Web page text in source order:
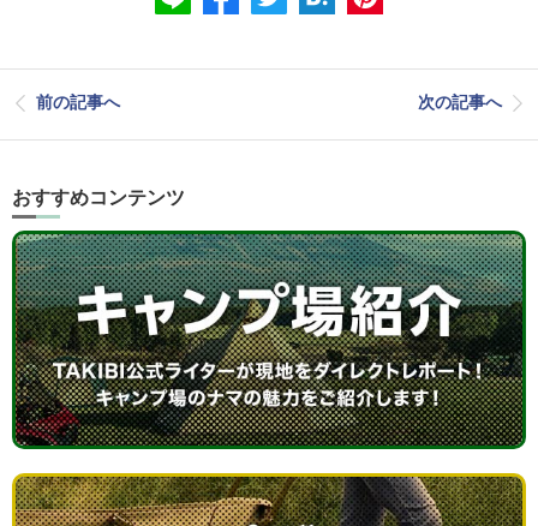
前の記事へ 次の記事へ
おすすめコンテンツ